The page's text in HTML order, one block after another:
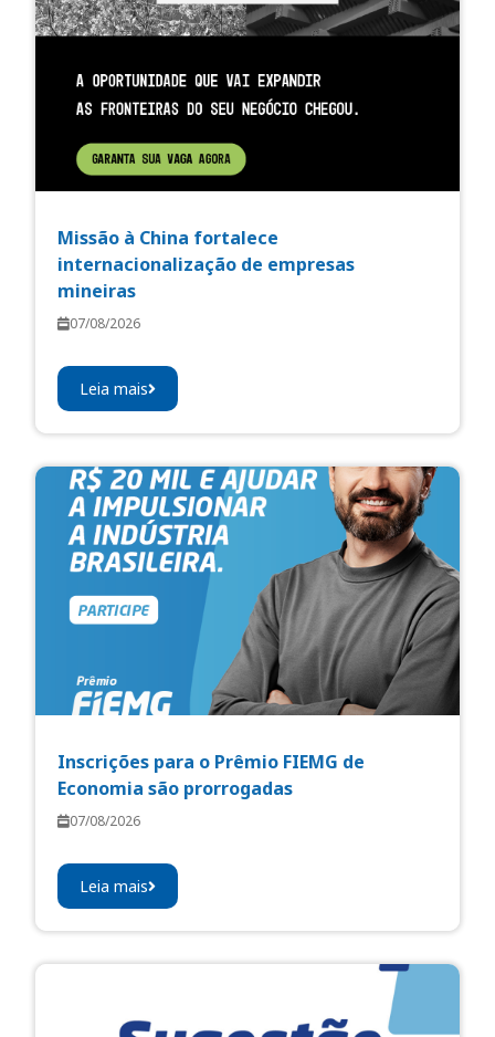
Missão à China fortalece
internacionalização de empresas
mineiras
07/08/2026
Leia mais
Inscrições para o Prêmio FIEMG de
Economia são prorrogadas
07/08/2026
Leia mais